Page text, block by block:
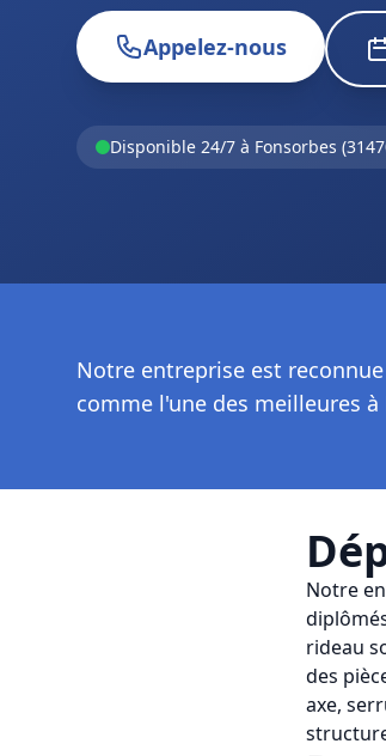
Appelez-nous
Disponible 24/7 à Fonsorbes
Notre entreprise est reconnue
comme l'une des meilleures à
Notre
rideau
des
axe,